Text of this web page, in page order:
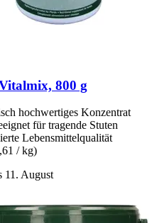
800 g
hochwertiges Konzentrat
für tragende Stuten
Lebensmittelqualität
/ kg)
11. August